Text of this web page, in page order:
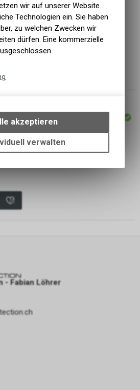
PREIS
199.00 CHF
P65
PREIS
- Fabian Löhrer
wir auf unserer Website
Technologien ein. Sie haben
zu welchen Zwecken wir
dürfen. Eine kommerzielle
Interaktionen und
auf Ihrem Gerät,
die grundlegenden
unseres Online-
die gespeicherten Daten
Rückschlüsse auf Ihre
akzeptieren
verwalten